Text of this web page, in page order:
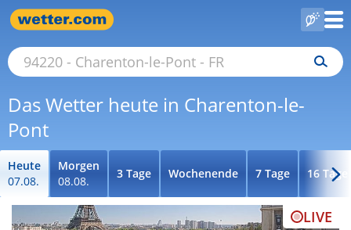
Das Wetter heute in Charenton-le-
Pont
Heute
07.08.
Morgen
08.08.
3 Tage Wochenende 7 Tage 16 Tage
LIVE